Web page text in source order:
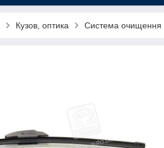
Кузов, оптика Система очищення